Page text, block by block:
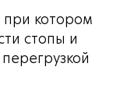
при котором
стопы и